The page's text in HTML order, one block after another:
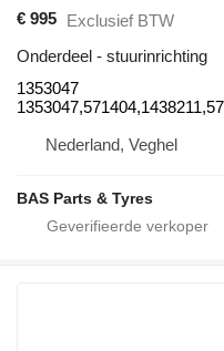
€ 995 Exclusief BTW
Onderdeel - stuurinrichting
1353047
Nederland, Veghel
BAS Parts & Tyres